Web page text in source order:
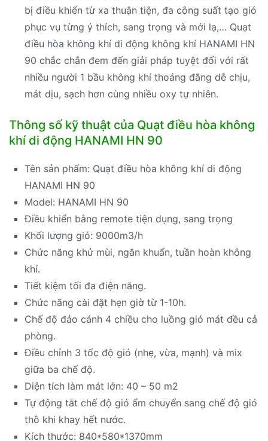
bị điều khiển từ xa thuận tiện, đa công suất tạo gió
phục vụ từng ý thích, sang trọng và mới lạ,… Quạt
điều hòa không khí di động không khí HANAMI HN
90 chắc chắn đem đến giải pháp tuyệt đối với rất
nhiều người 1 bầu không khí thoáng đãng dễ chịu,
mát dịu, sạch hơn cùng nhiều oxy tự nhiên.
Thông số kỹ thuật của Quạt điều hòa không
khí di động HANAMI HN 90
Tên sản phẩm: Quạt điều hòa không khí di động
HANAMI HN 90
Model: HANAMI HN 90
Điều khiển bằng remote tiện dụng, sang trọng
Khối lượng gió: 9000m3/h
Chức năng khử mùi, ngăn khuẩn, tuần hoàn không
khí.
Tiết kiệm tối đa điện năng.
Chức năng cài đặt hẹn giờ từ 1-10h.
Chế độ đảo cánh 4 chiều cho luồng gió mát đều cả
phòng.
Điều chỉnh 3 tốc độ gió (nhẹ, vừa, mạnh) và mix
giữa ba chế độ.
Diện tích làm mát lớn: 40 – 50 m2
Tự động tắt chế độ gió ẩm chuyển sang chế độ gió
thô khi khay hết nước.
Kích thước: 840*580*1370mm